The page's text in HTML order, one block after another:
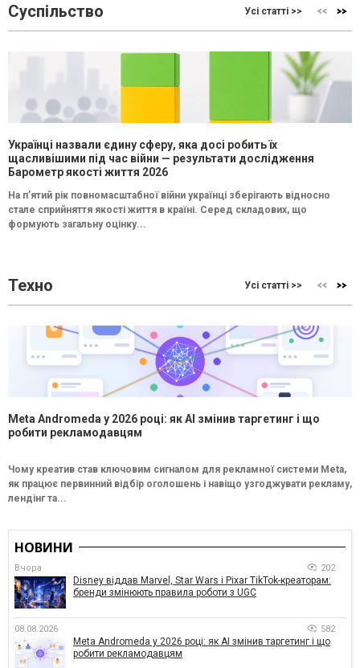
Суспільство Усі статті >>
Українці назвали єдину сферу, яка досі робить їх
щасливішими під час війни — результати дослідження
Барометр якості життя 2026
На п’ятий рік повномасштабної війни українці зберігають відносно
стале сприйняття якості життя в країні. Серед складових, що
формують загальну оцінку...
Техно Усі статті >>
Meta Andromeda у 2026 році: як AI змінив таргетинг і що
робити рекламодавцям
Чому креатив став ключовим сигналом для рекламної системи Meta,
як працює первинний відбір оголошень і навіщо узгоджувати рекламу,
лендінг та...
НОВИНИ
Вчора 202
Disney віддав Marvel, Star Wars і Pixar TikTok-креаторам:
бренди змінюють правила роботи з UGC
08.08.2026 582
Meta Andromeda у 2026 році: як AI змінив таргетинг і що
робити рекламодавцям